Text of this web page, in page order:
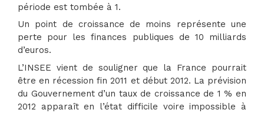
période est tombée à 1.
Un point de croissance de moins représente une
perte pour les finances publiques de 10 milliards
d’euros.
L’INSEE vient de souligner que la France pourrait
être en récession fin 2011 et début 2012. La prévision
du Gouvernement d’un taux de croissance de 1 % en
2012 apparaît en l’état difficile voire impossible à